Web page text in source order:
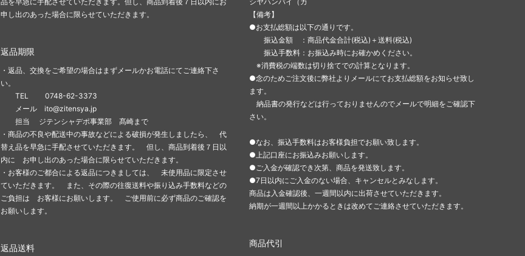
申し出のあった場合に限らせていただきます。
返品期限
・返品、交換をご希望の場合はまずメールかお電話にてご連絡下さ
い。
TEL 0748-62-3373
メール ito@zitensya.jp
担当 ジテンシャデポ事業部 髙崎まで
・商品の不良や配送中の事故などによる破損が発生しましたら、 代
替え品を早急に手配させていただきます。 但し、商品到着後７日以
内に お申し出のあった場合に限らせていただきます。
・お客様のご都合による返品につきましては、 未使用品に限定させ
ていただきます。 また、その際の往復送料や振り込み手数料などの
ご負担は お客様にお願いします。 ご使用前に必ず商品のご確認を
お願いします。
返品送料
【備考】
●お支払総額は以下の通りです。
振込金額 ：商品代金合計(税込)＋送料(税込)
振込手数料：お振込み時にお確かめください。
※消費税の端数は切り捨てでの計算となります。
●念のためご注文後に弊社よりメールにてお支払総額をお知らせ致し
ます。
納品書の発行などは行っておりませんのでメールで明細をご確認下
さい。
●なお、振込手数料はお客様負担でお願い致します。
●上記口座にお振込みお願いします。
●ご入金が確認でき次第、商品を発送致します。
●7日以内にご入金のない場合、キャンセルとみなします。
商品は入金確認後、一週間以内に出荷させていただきます。
納期が一週間以上かかるときは改めてご連絡させていただきます。
商品代引